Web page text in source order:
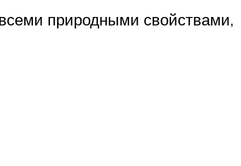
природными свойствами,